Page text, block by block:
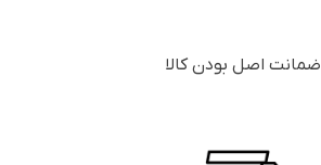
ضمانت اصل بودن کالا